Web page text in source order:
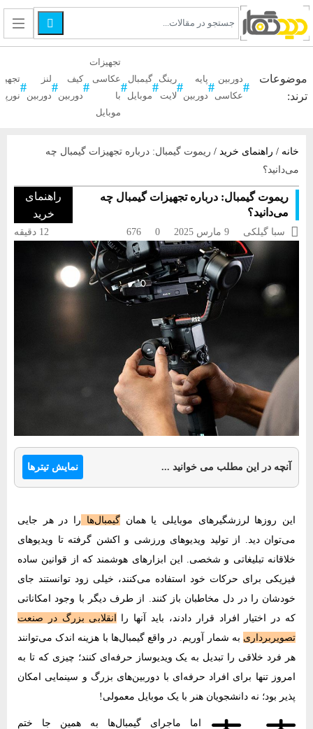

موضوعات
ترند:
دوربین
عکاسی
پایه
دوربین
رینگ
لایت
گیمبال
موبایل
تجهیزات
عکاسی
با
موبایل
کیف
دوربین
لنز
دوربین
خانه / راهنمای خرید / ریموت گیمبال: درباره تجهیزات گیمبال چه
می‌دانید؟
ریموت گیمبال: درباره تجهیزات گیمبال چه
می‌دانید؟
راهنمای
خرید
 سبا گیلکی 9 مارس 2025 0
676 12 دقیقه
آنچه در این مطلب می خوانید ... نمایش تیترها
این روزها لرزشگیرهای موبایلی یا همانگیمبال‌ها را در هر جایی
می‌توان دید. از تولید ویدیوهای ورزشی و اکشن گرفته تا ویدیوهای
خلاقانه تبلیغاتی و شخصی. این ابزارهای هوشمند که از قوانین ساده
فیزیکی برای حرکات خود استفاده می‌کنند، خیلی زود توانستند جای
خودشان را در دل مخاطبان باز کنند. از طرف دیگر با وجود امکاناتی
که در اختیار افراد قرار دادند، باید آنها را انقلابی بزرگ در صنعت
تصویربرداری به شمار آوریم. در واقع گیمبال‌ها با هزینه اندک می‌توانند
هر فرد خلاقی را تبدیل به یک ویدیوساز حرفه‌‌ای کنند؛ چیزی که تا به
امروز تنها برای افراد حرفه‌‌ای با دوربین‌های بزرگ و سینمایی امکان
پذیر بود؛ نه دانشجویان هنر با یک موبایل معمولی!
اما ماجرای گیمبال‌ها به همین جا ختم‌‌